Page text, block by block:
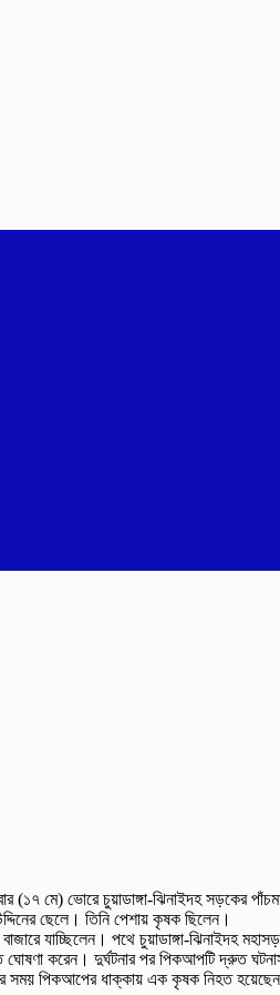
মে) ভোরে চুয়াডাঙ্গা-ঝিনাইদহ সড়কের
ছেলে। তিনি পেশায় কৃষক ছিলেন।
যাচ্ছিলেন। পথে চুয়াডাঙ্গা-ঝিনাইদহ
ঘোষণা করেন। দুর্ঘটনার পর পিকআপটি দ্রুত
সময় পিকআপের ধাক্কায় এক কৃষক নিহত